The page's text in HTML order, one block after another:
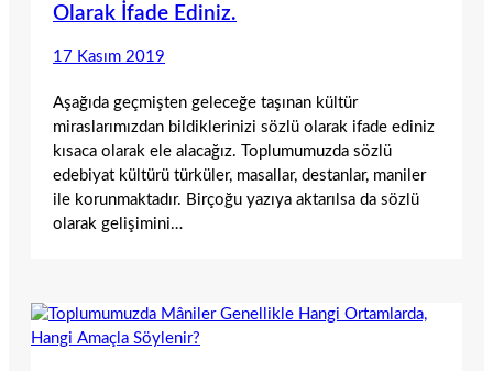
Olarak İfade Ediniz.
17 Kasım 2019
Aşağıda geçmişten geleceğe taşınan kültür
miraslarımızdan bildiklerinizi sözlü olarak ifade ediniz
kısaca olarak ele alacağız. Toplumumuzda sözlü
edebiyat kültürü türküler, masallar, destanlar, maniler
ile korunmaktadır. Birçoğu yazıya aktarılsa da sözlü
olarak gelişimini…